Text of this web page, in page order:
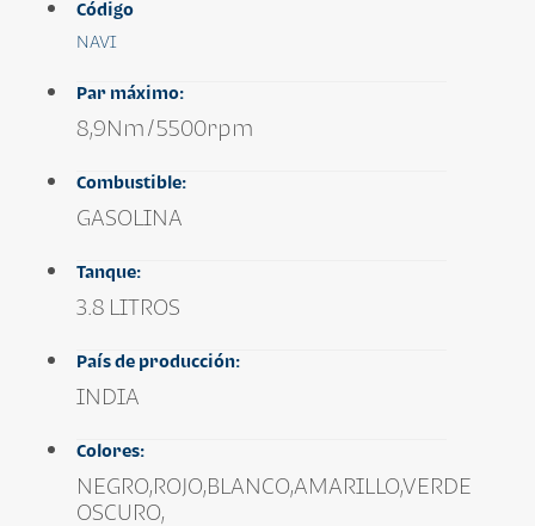
Código
NAVI
Par máximo:
8,9Nm/5500rpm
Combustible:
GASOLINA
Tanque:
3.8 LITROS
País de producción:
INDIA
Colores:
NEGRO,ROJO,BLANCO,AMARILLO,VERDE
OSCURO,